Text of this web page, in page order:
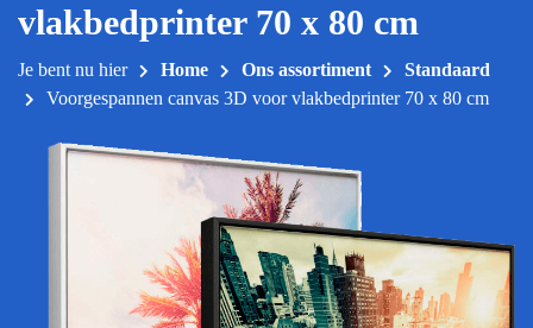
vlakbedprinter 70 x 80 cm
Je bent nu hier Home Ons assortiment
Standaard
Voorgespannen canvas 3D voor vlakbedprinter 70 x 80 cm